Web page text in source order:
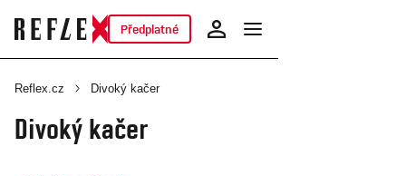
Předplatné
Reflex.cz Divoký kačer
Divoký kačer